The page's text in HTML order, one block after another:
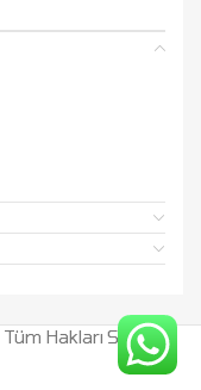
Tüm Hakları Saklıdır.